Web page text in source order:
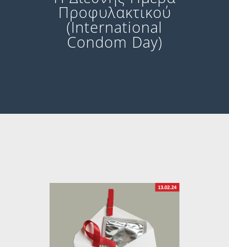
Προφυλακτικού
(International
Condom Day)